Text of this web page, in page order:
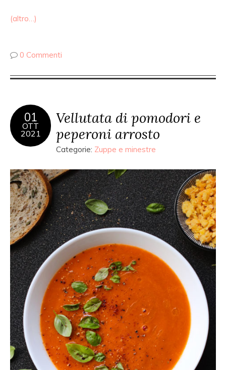
(altro…)
0 Commenti
01
OTT
2021
Vellutata di pomodori e
peperoni arrosto
Categorie: Zuppe e minestre